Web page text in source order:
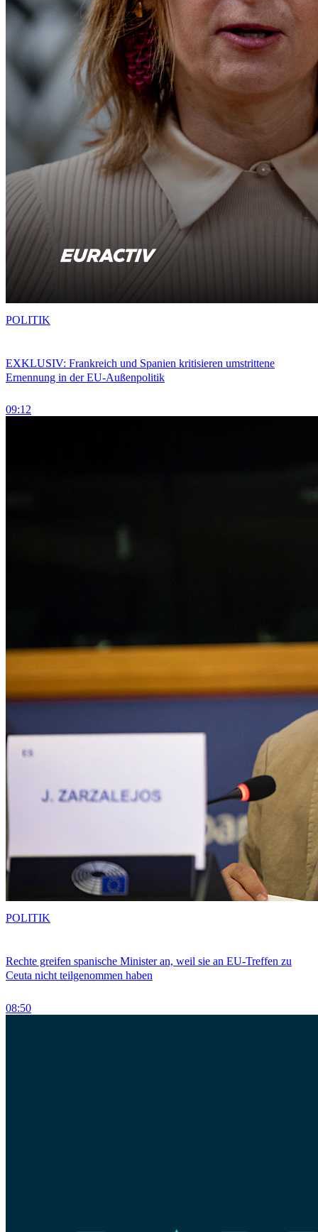
EXKLUSIV: Frankreich und Spanien kritisieren umstrittene
Ernennung in der EU-Außenpolitik
09:12
POLITIK
Rechte greifen spanische Minister an, weil sie an EU-Treffen zu
Ceuta nicht teilgenommen haben
08:50
POLITIK